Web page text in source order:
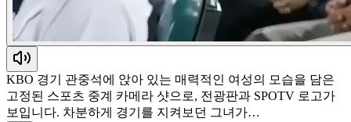
KBO 경기 관중석에 앉아 있는 매력적인 여성의 모습을 담은
고정된 스포츠 중계 카메라 샷으로, 전광판과 SPOTV 로고가
보입니다. 차분하게 경기를 지켜보던 그녀가…